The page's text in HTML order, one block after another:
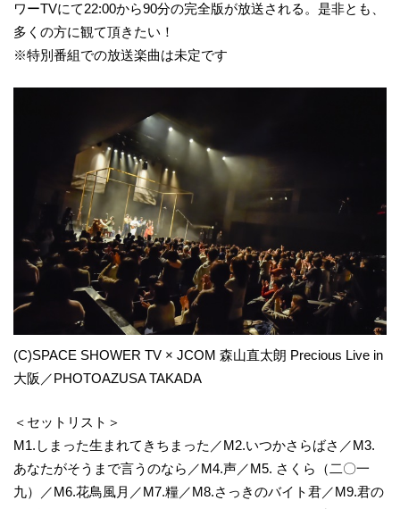
ワーTVにて22:00から90分の完全版が放送される。是非とも、
多くの方に観て頂きたい！
※特別番組での放送楽曲は未定です
(C)SPACE SHOWER TV × JCOM 森山直太朗 Precious Live in
大阪／PHOTOAZUSA TAKADA
＜セットリスト＞
M1.しまった生まれてきちまった／M2.いつかさらばさ／M3.
あなたがそうまで言うのなら／M4.声／M5. さくら（二〇一
九）／M6.花鳥風月／M7.糧／M8.さっきのバイト君／M9.君の